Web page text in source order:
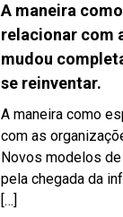
A maneira
relacionar com
mudou
se reinventar.
A maneira como
com as
Novos modelos
pela chegada da
[…]